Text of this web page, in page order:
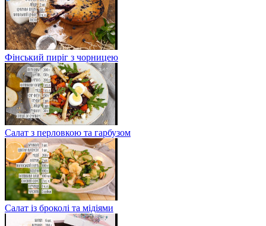
Фінський пиріг з чорницею
Салат з перловкою та гарбузом
Салат із броколі та мідіями